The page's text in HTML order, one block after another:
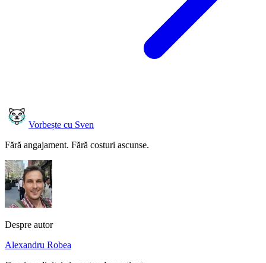
Vorbește cu Sven
Fără angajament. Fără costuri ascunse.
Despre autor
Alexandru Robea